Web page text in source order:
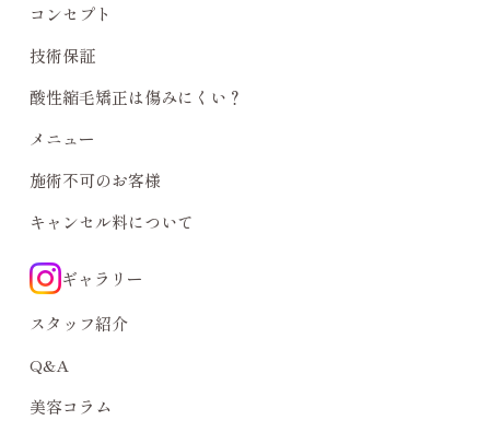
コンセプト
技術保証
酸性縮毛矯正は傷みにくい？
メニュー
施術不可のお客様
キャンセル料について
ギャラリー
スタッフ紹介
Q&A
美容コラム